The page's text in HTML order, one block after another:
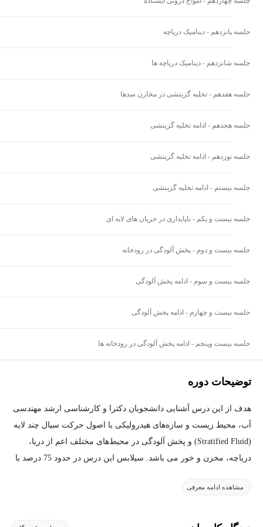
جلسه پانزدهم - دینامیک دریاچه
جلسه شانزدهم - دینامیک دریاچه ها
جلسه هفدهم - تخلیه گزینشی در مخازن سدها
جلسه هجدهم - ادامه تخلیه گزینشی
جلسه نوزدهم - ادامه تخلیه گزینشی
جلسه بیستم - ادامه تخلیه گزینشی
جلسه بیست و یکم - ناپایداری در جریان های لایه ای
جلسه بیست و دوم - پخش آلودگی در رودخانه
جلسه بیست و سوم - ادامه پخش آلودگی
جلسه بیست و چهارم - ادامه پخش آلودگی
جلسه بیست وپنجم - ادامه پخش آلودگی در رودخانه ها
توضیحات دوره
هدف از اين درس آشنایی دانشجويان دكترا و كارشناسی ارشد مهندسی
آب، محيط زيست و سازه‌های هيدروليكی با اصول حركت سيال چند لايه
(Stratified Fluid) و پخش آلودگی در محيط‌های مختلف اعم از دريا،
درياچه، مخزن و خور می باشد. سيلابس اين درس در حدود 75 درصد با
موضوعات درس به شرح زیر می باشد:
درياچه ها و مخازن
مشاهده ادامه معرفی